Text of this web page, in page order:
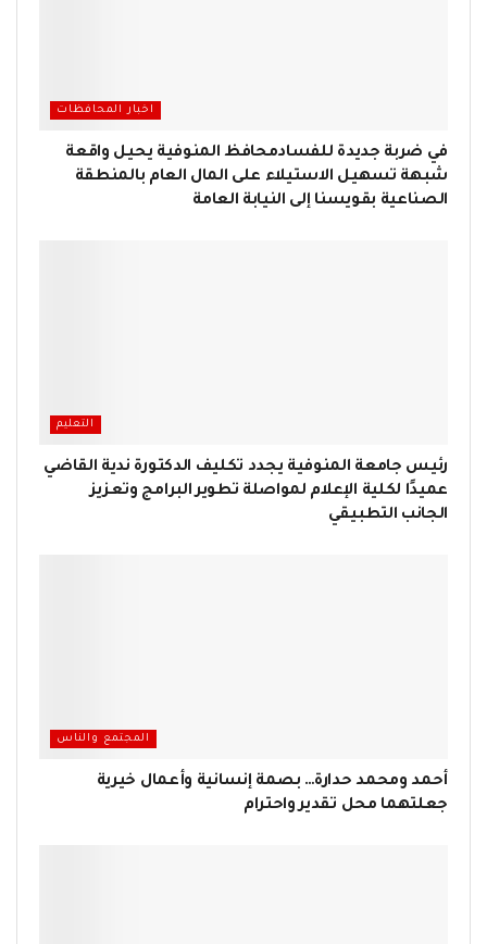
اخبار المحافظات
في ضربة جديدة للفسادمحافظ المنوفية يحيل واقعة
شبهة تسهيل الاستيلاء على المال العام بالمنطقة
الصناعية بقويسنا إلى النيابة العامة
التعليم
رئيس جامعة المنوفية يجدد تكليف الدكتورة ندية القاضي
عميدًا لكلية الإعلام لمواصلة تطوير البرامج وتعزيز
الجانب التطبيقي
المجتمع والناس
أحمد ومحمد حدارة… بصمة إنسانية وأعمال خيرية
جعلتهما محل تقدير واحترام